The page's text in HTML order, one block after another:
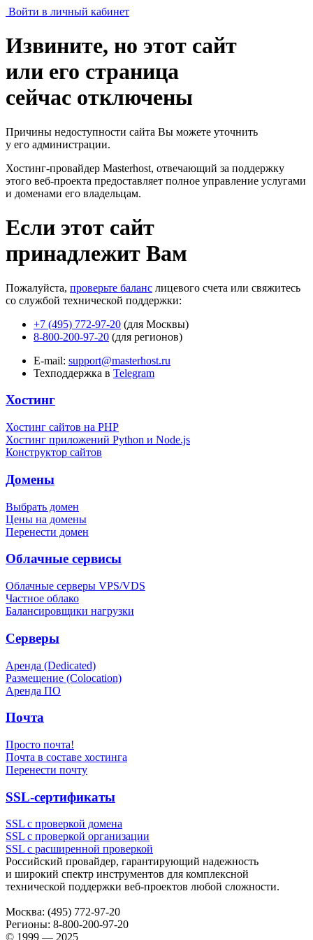
Войти в личный кабинет
Извините, но этот сайт
или его страница
сейчас отключены
Причины недоступности сайта Вы можете уточнить
у его администрации.
Хостинг-провайдер Masterhost, отвечающий за поддержку
этого веб-проекта предоставляет полное управление услугами
и доменами его владельцам.
Если этот сайт
принадлежит Вам
Пожалуйста, проверьте баланс лицевого счета или свяжитесь
со службой технической поддержки:
+7 (495) 772-97-20 (для Москвы)
8-800-200-97-20 (для регионов)
E-mail: support@masterhost.ru
Техподдержка в Telegram
Хостинг
Хостинг сайтов на PHP
Хостинг приложений Python и Node.js
Конструктор сайтов
Домены
Выбрать домен
Цены на домены
Перенести домен
Облачные сервисы
Облачные серверы VPS/VDS
Частное облако
Балансировщики нагрузки
Серверы
Аренда (Dedicated)
Размещение (Colocation)
Аренда ПО
Почта
Просто почта!
Почта в составе хостинга
Перенести почту
SSL-сертификаты
SSL с проверкой домена
SSL с проверкой организации
SSL с расширенной проверкой
Российский провайдер, гарантирующий надежность
и широкий спектр инструментов для комплексной
технической поддержки веб-проектов любой сложности.
Москва: (495) 772-97-20
Регионы: 8-800-200-97-20
© 1999 — 2025